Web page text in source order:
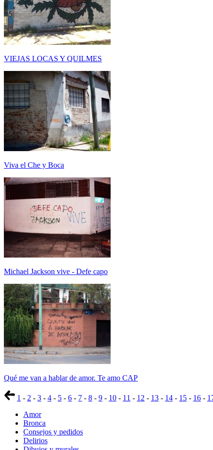
VIEJAS LOCAS Y QUILMES
Viva el Che y Boca
Michael Jackson vive - Defe capo
Qué me van a hablar de amor. Te amo CAP
1 - 2 - 3 - 4 - 5 - 6 - 7 - 8 - 9 - 10 - 11 - 12 - 13 - 14 - 15 - 16 -
Amor
Bronca
Consejos y pedidos
Delirios